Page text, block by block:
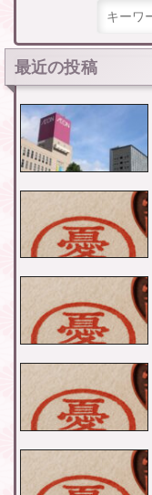
最近の投稿